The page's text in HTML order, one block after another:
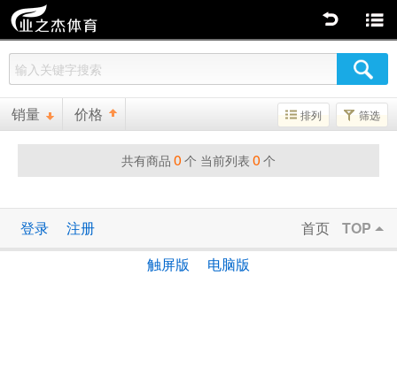
销量 价格 排列 筛选
共有商品 0 个 当前列表 0 个
登录 注册 首页
TOP
触屏版
电脑版